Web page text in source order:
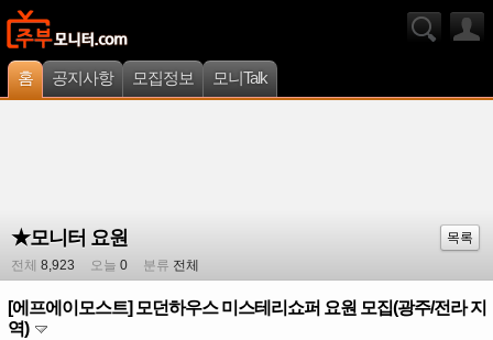
홈 공지사항 모집정보 모니Talk
★모니터 요원
목록
전체 8,923 오늘 0 분류 전체
[에프에이모스트] 모던하우스 미스테리쇼퍼 요원 모집(광주/전라 지
역)